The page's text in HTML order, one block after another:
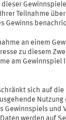
Teilnahme
Gewinns
an einem
zu diesem
am Gewinnspiel
sich auf
Gewinnspiels und